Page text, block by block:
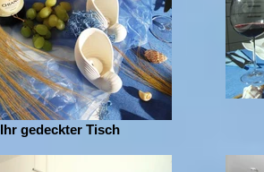
Ihr gedeckter Tisch